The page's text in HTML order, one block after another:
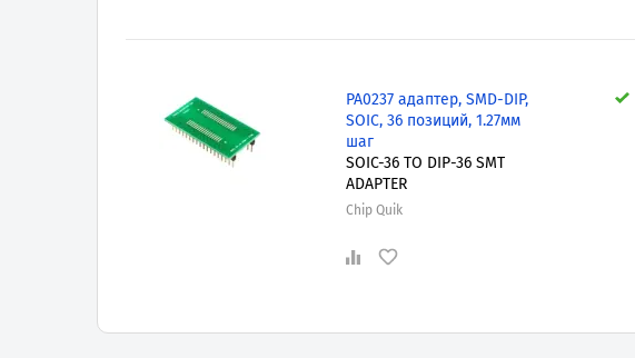
PA0237 адаптер, SMD-DIP,
SOIC, 36 позиций, 1.27мм
шаг
SOIC-36 TO DIP-36 SMT
ADAPTER
Chip Quik